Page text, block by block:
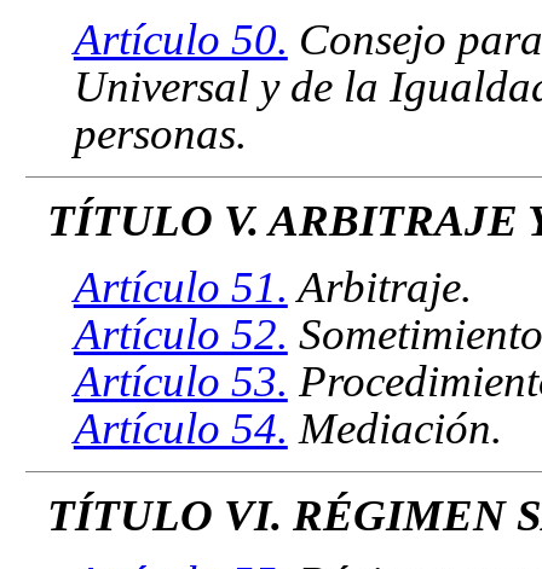
Artículo 50. Consejo
Universal y de la
personas.
TÍTULO V. ARBITRAJE
Artículo 51. Arbitraje.
Artículo 52.
Artículo 53.
Artículo 54. Mediación.
TÍTULO VI. RÉGIMEN